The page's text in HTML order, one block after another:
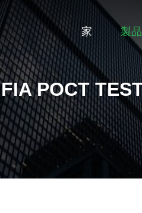
家 製品
FIA POCT